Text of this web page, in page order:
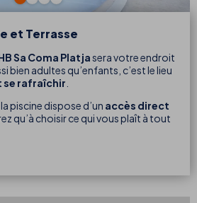
et Terrasse
Sa Coma Platjasera votre endroit
bien adultes qu’enfants, c’est le lieu
se rafraîchir
piscine dispose d’un accès direct
qu’à choisir ce qui vous plaît à tout